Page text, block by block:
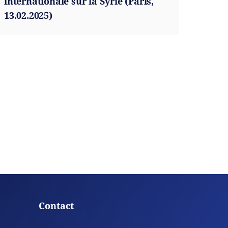
13.02.2025)
Contact